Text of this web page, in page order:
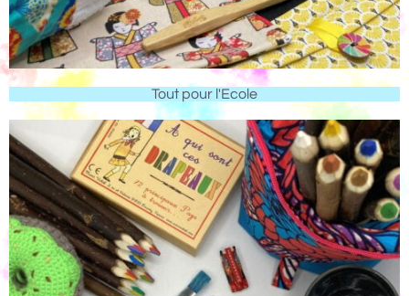
Tout pour l'Ecole